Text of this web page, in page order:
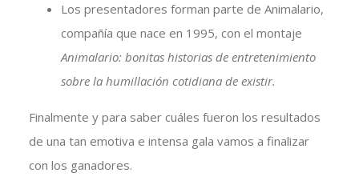
Los presentadores forman parte de Animalario,
compañía que nace en 1995, con el montaje
Animalario: bonitas historias de entretenimiento
sobre la humillación cotidiana de existir.
Finalmente y para saber cuáles fueron los resultados
de una tan emotiva e intensa gala vamos a finalizar
con los ganadores.